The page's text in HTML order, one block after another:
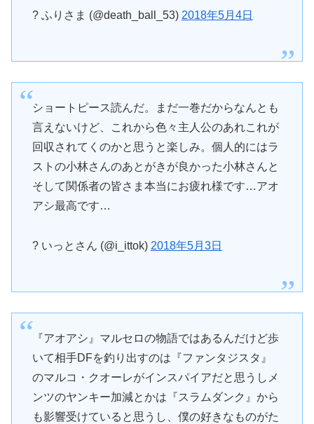
? ふりさま (@death_ball_53) 2018年5月4日
ショートピース読んだ。まだ一巻だからなんとも
言えないけど、これから色々主人公のあれこれが
回収されてくのかと思うと楽しみ。個人的にはラ
ストの小林さんのあとがきが良かった小林さんと
そして関係者の皆さま本当にお疲れ様です…アオ
アシ最高です…
? いっとさん (@i_ittok) 2018年5月3日
『アオアシ』マルセロの物語ではあるんだけど歩
いて相手DFを釣り出すのは『ファンタジスタ』
のマルコ・クオーレがインスパイアだと思うしメ
ンツのヤンキー加減とかは『スラムダンク』から
も影響受けていると思うし、僕の好きなものがた